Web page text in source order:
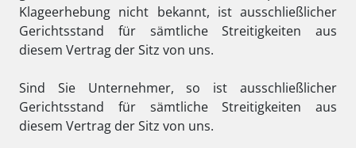
Klageerhebung nicht bekannt, ist ausschließlicher
Gerichtsstand für sämtliche Streitigkeiten aus
diesem Vertrag der Sitz von uns.
Sind Sie Unternehmer, so ist ausschließlicher
Gerichtsstand für sämtliche Streitigkeiten aus
diesem Vertrag der Sitz von uns.